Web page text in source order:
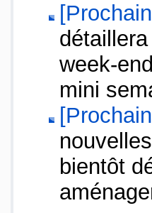
week-
mini
bientôt